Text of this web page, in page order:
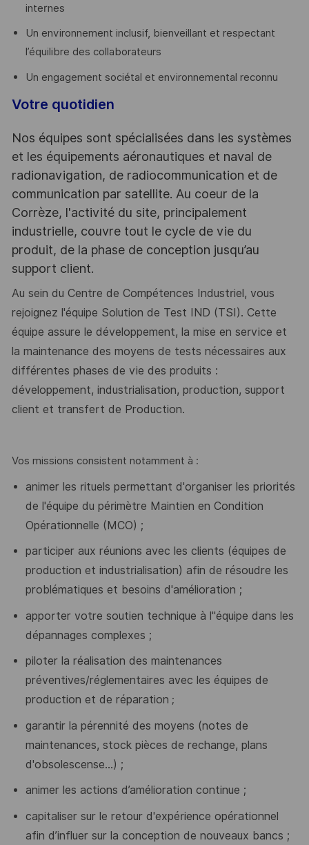
internes
Un environnement inclusif, bienveillant et respectant
l’équilibre des collaborateurs
Un engagement sociétal et environnemental reconnu
Votre quotidien
Nos équipes sont spécialisées dans les systèmes
et les équipements aéronautiques et naval de
radionavigation, de radiocommunication et de
communication par satellite. Au coeur de la
Corrèze, l'activité du site, principalement
industrielle, couvre tout le cycle de vie du
produit, de la phase de conception jusqu’au
support client.
Au sein du Centre de Compétences Industriel, vous
rejoignez l'équipe Solution de Test IND (TSI). Cette
équipe assure le développement, la mise en service et
la maintenance des moyens de tests nécessaires aux
différentes phases de vie des produits :
développement, industrialisation, production, support
client et transfert de Production.
Vos missions consistent notamment à :
animer les rituels permettant d'organiser les priorités
de l'équipe du périmètre Maintien en Condition
Opérationnelle (MCO) ;
participer aux réunions avec les clients (équipes de
production et industrialisation) afin de résoudre les
problématiques et besoins d'amélioration ;
apporter votre soutien technique à l''équipe dans les
dépannages complexes ;
piloter la réalisation des maintenances
préventives/réglementaires avec les équipes de
production et de réparation ;
garantir la pérennité des moyens (notes de
maintenances, stock pièces de rechange, plans
d'obsolescense...) ;
animer les actions d’amélioration continue ;
capitaliser sur le retour d'expérience opérationnel
afin d’influer sur la conception de nouveaux bancs ;